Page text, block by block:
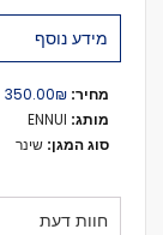
מידע נוסף
מידע
נוסף
₪‏350.00
שינר
חוות דעת